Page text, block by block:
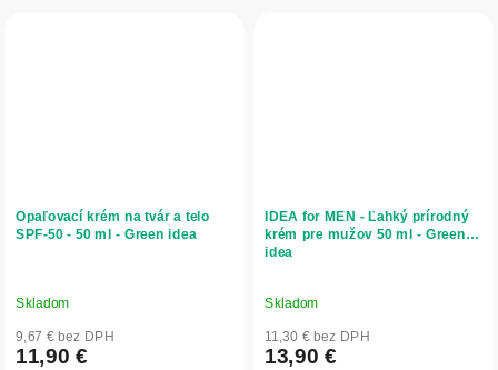
Opaľovací krém na tvár a telo
SPF-50 - 50 ml - Green idea
Skladom
9,67 € bez DPH
11,90 €
IDEA for MEN - Ľahký prírodný
krém pre mužov 50 ml - Green
idea
Skladom
11,30 € bez DPH
13,90 €